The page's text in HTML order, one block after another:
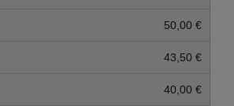
50,00 €
43,50 €
40,00 €